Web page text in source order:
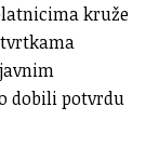
kruže
dobili potvrdu